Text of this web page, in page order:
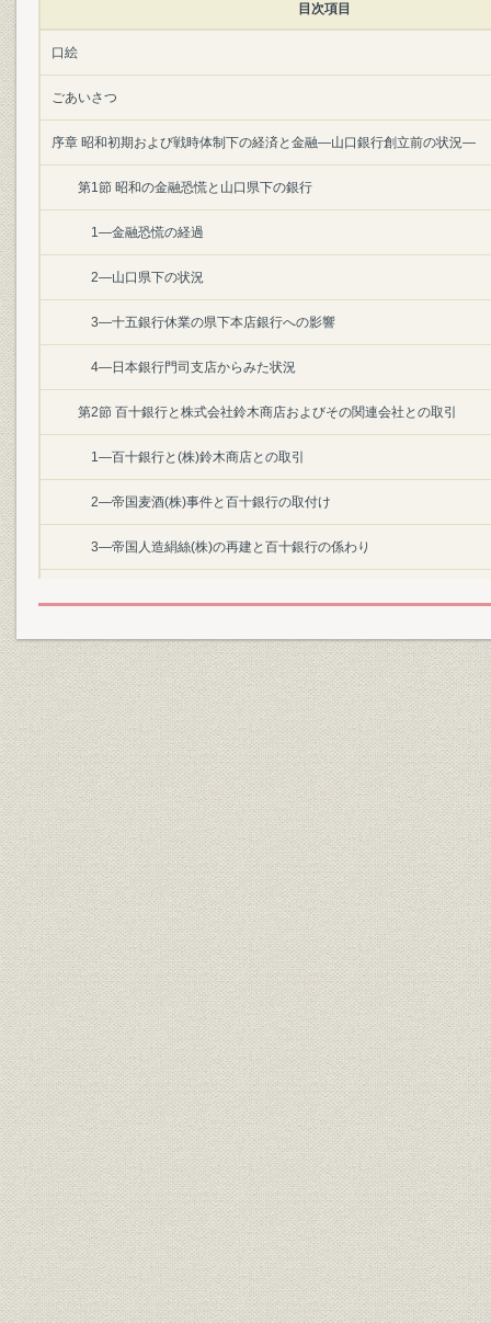
目次項目
口絵
ごあいさつ
序章 昭和初期および戦時体制下の経済と金融―山口銀行創立前の状況―
第1節 昭和の金融恐慌と山口県下の銀行
1―金融恐慌の経過
2―山口県下の状況
3―十五銀行休業の県下本店銀行への影響
4―日本銀行門司支店からみた状況
第2節 百十銀行と株式会社鈴木商店およびその関連会社との取引
1―百十銀行と(株)鈴木商店との取引
2―帝国麦酒(株)事件と百十銀行の取付け
3―帝国人造絹絲(株)の再建と百十銀行の係わり
1―金融恐慌による資金移動
2―銀行の支払準備
3―金融恐慌から学んだもの
第4節 銀行法の制定と県内銀行の合併
1―銀行法の制定と銀行合同の進展
2―県下の銀行大合同の動きと挫折
3―経済恐慌下の県下金融機関
第5節 戦時体制への動きと地方銀行の経営
1―戦時経済と統制
2―統制下の地方銀行経営
第1章 山口銀行の創立
第1節 戦時体制下の銀行合同と「一県一行主義」
第2節 山口銀行創立までの経緯
1―山口県下銀行合同の動き
2―百十銀行経営陣の変化
3―長周銀行の営業譲渡